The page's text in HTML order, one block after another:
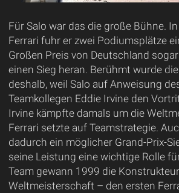
Für Salo war das die große Bühne.
Ferrari fuhr er zwei Podiumsplätze
Großen Preis von Deutschland
einen Sieg heran. Berühmt wurde
deshalb, weil Salo auf Anweisung
Teamkollegen Eddie Irvine den
Irvine kämpfte damals um die
Ferrari setzte auf Teamstrategie.
dadurch ein möglicher Grand-Prix-
seine Leistung eine wichtige Rolle
Team gewann 1999 die
Weltmeisterschaft – den ersten